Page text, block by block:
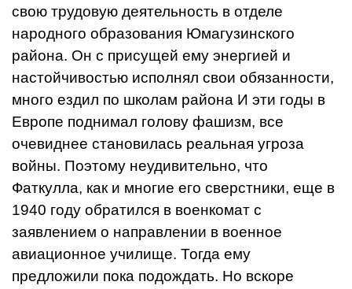
свою трудовую деятельность в отделе
народного образо­вания Юмагузинского
района. Он с присущей ему энергией и
настойчивостью исполнял свои обязанно­сти,
много ездил по школам района И эти годы в
Европе поднимал го­лову фашизм, все
очевиднее становилась реальная угроза
войны. По­этому неудивительно, что
Фаткулла, как и многие его сверстники, еще в
1940 году обратился в военкомат с
заявлением о направлении в воен­ное
авиационное училище. Тогда ему
предложили пока подождать. Но вскоре